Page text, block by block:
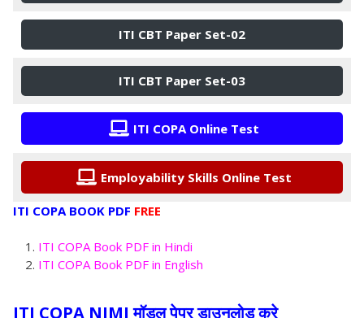
ITI CBT Paper Set-02
ITI CBT Paper Set-03
ITI COPA Online Test
Employability Skills Online Test
ITI COPA BOOK PDF FREE
ITI COPA Book PDF in Hindi
ITI COPA Book PDF in English
ITI COPA NIMI मॉडल पेपर डाउनलोड करे